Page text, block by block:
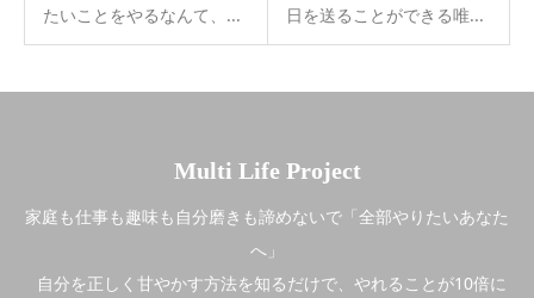
たいことをやるなんて、...
日を送ることができる唯...
Multi Life Project
家庭も仕事も趣味も自分磨きも諦めないで「全部やりたいあなた
へ」
自分を正しく甘やかす方法を知るだけで、やれることが10倍に